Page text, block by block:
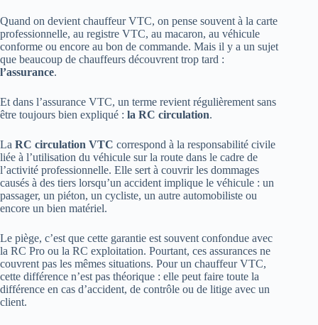
Quand on devient chauffeur VTC, on pense souvent à la carte
professionnelle, au registre VTC, au macaron, au véhicule
conforme ou encore au bon de commande. Mais il y a un sujet
que beaucoup de chauffeurs découvrent trop tard :
l’assurance.
Et dans l’assurance VTC, un terme revient régulièrement sans
être toujours bien expliqué : la RC circulation.
La RC circulation VTC correspond à la responsabilité civile
liée à l’utilisation du véhicule sur la route dans le cadre de
l’activité professionnelle. Elle sert à couvrir les dommages
causés à des tiers lorsqu’un accident implique le véhicule : un
passager, un piéton, un cycliste, un autre automobiliste ou
encore un bien matériel.
Le piège, c’est que cette garantie est souvent confondue avec
la RC Pro ou la RC exploitation. Pourtant, ces assurances ne
couvrent pas les mêmes situations. Pour un chauffeur VTC,
cette différence n’est pas théorique : elle peut faire toute la
différence en cas d’accident, de contrôle ou de litige avec un
client.